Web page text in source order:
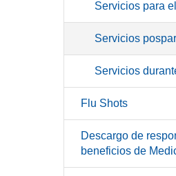
Servicios para
Servicios
Servicios
Flu Shots
Descargo de
beneficios de